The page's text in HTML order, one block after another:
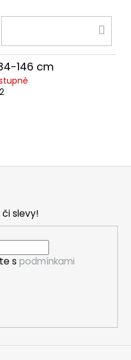
146 cm
slevy!
s podmínkami